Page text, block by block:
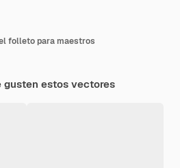
folleto para maestros
gusten estos vectores